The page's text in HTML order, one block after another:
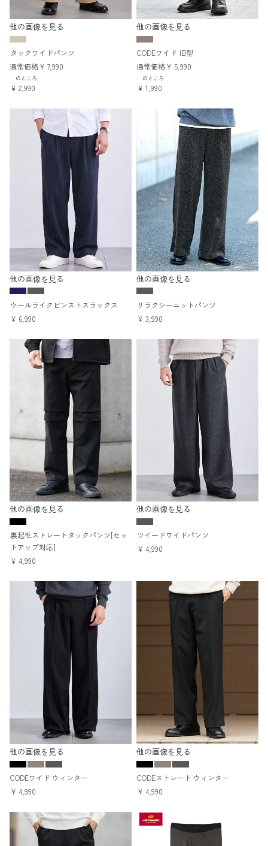
他の画像を見る
タックワイドパンツ
通常価格¥ 7,990
のところ
¥ 2,990
他の画像を見る
CODEワイド 旧型
通常価格¥ 5,990
のところ
¥ 1,990
他の画像を見る
ウールライクピンストスラックス
¥ 6,990
他の画像を見る
リラクシーニットパンツ
¥ 3,990
他の画像を見る
裏起毛ストレートタックパンツ[セッ
トアップ対応]
¥ 4,990
他の画像を見る
ツイードワイドパンツ
¥ 4,990
他の画像を見る
CODEワイド ウィンター
¥ 4,990
他の画像を見る
CODEストレート ウィンター
¥ 4,990